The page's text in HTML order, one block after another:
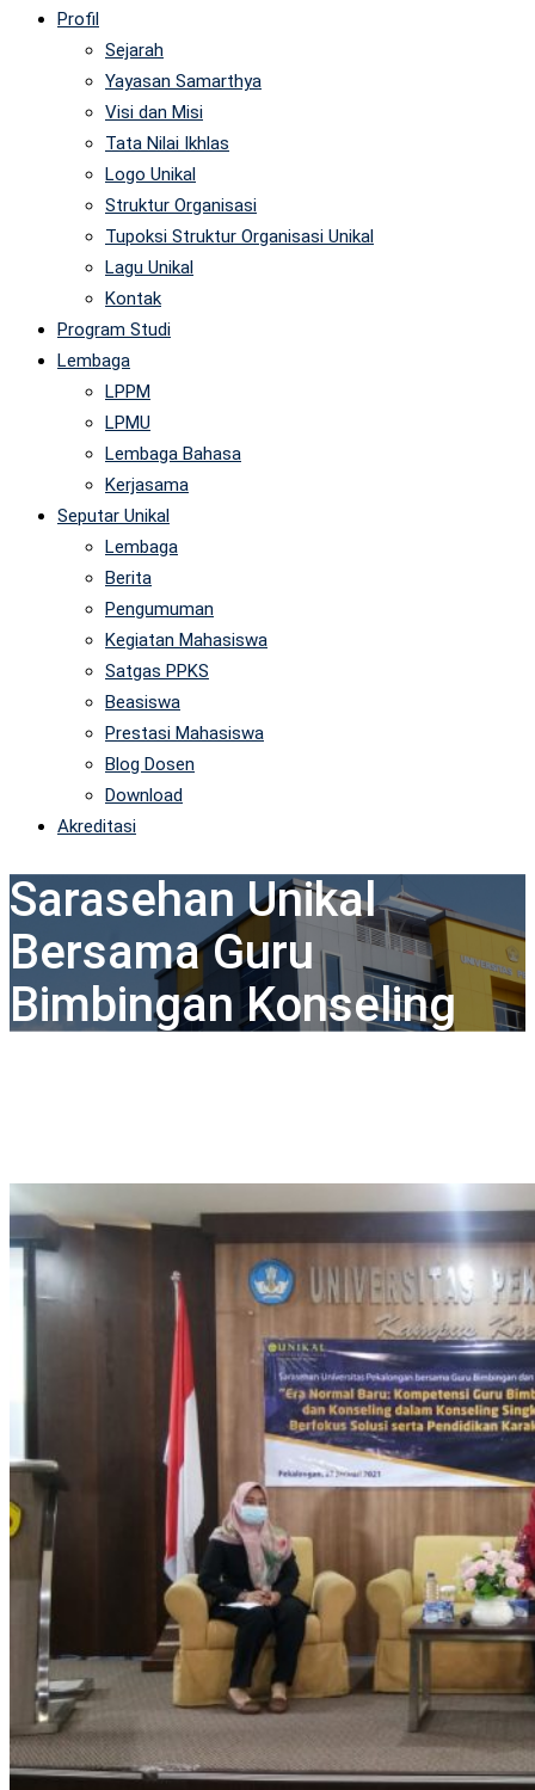
Profil
Sejarah
Yayasan Samarthya
Visi dan Misi
Tata Nilai Ikhlas
Logo Unikal
Struktur Organisasi
Tupoksi Struktur Organisasi Unikal
Lagu Unikal
Kontak
Program Studi
Lembaga
LPPM
LPMU
Lembaga Bahasa
Kerjasama
Seputar Unikal
Lembaga
Berita
Pengumuman
Kegiatan Mahasiswa
Satgas PPKS
Beasiswa
Prestasi Mahasiswa
Blog Dosen
Download
Akreditasi
Sarasehan Unikal
Bersama Guru
Bimbingan Konseling